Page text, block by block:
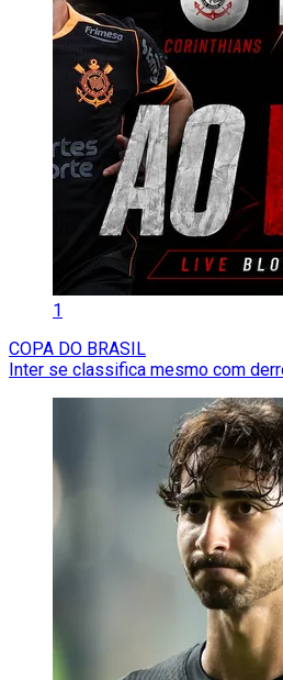
1
COPA DO BRASIL
Inter se classifica mesmo com